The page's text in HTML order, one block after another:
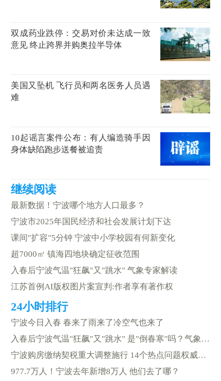
双成药业跌停：交易对价未达成一致
意见 终止跨界并购奥拉半导体
美国又坠机 飞行员和两名医务人员遇
难
10起谣言案件公布：有人编造骑手因
身体缺陷跑步送餐被追责
最新数据！宁波哪个地方人口最多？
宁波市2025年国民经济和社会发展计划下达
课间"扩容"5分钟 宁波中小学校园有何新变化
超7000㎡ 镇海四地块确定征收范围
入春后宁波气温"狂飙"又"跳水" 气象专家解读
江苏首例AI版权图片案宣判:作者享有著作权
宁波今日入春 春来了雨来了冷空气也来了
入春后宁波气温"狂飙"又"跳水" 是"倒春寒"吗？气象专家解读
宁波购房缴纳契税重大调整施行 14个热点问题权威答疑
977.7万人！宁波去年新增8万人 他们去了哪？